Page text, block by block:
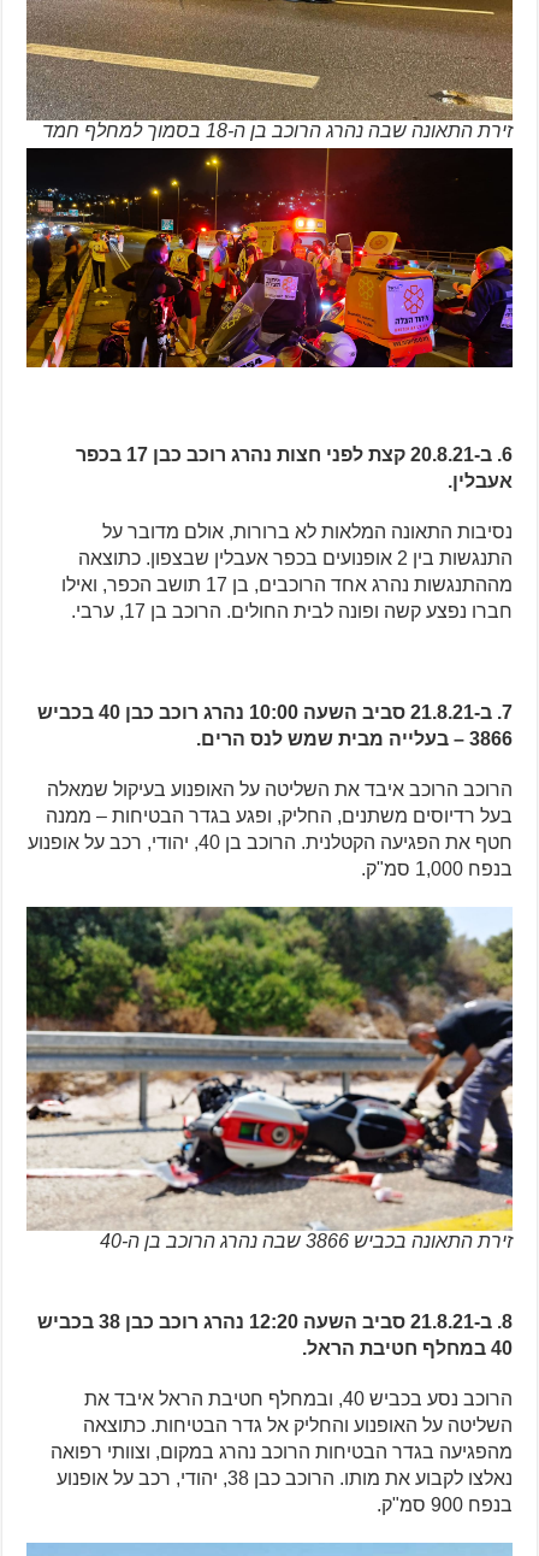
זירת התאונה שבה נהרג הרוכב בן ה-18 בסמוך למחלף חמד
6. ב-20.8.21 קצת לפני חצות נהרג רוכב כבן 17 בכפר
אעבלין.
נסיבות התאונה המלאות לא ברורות, אולם מדובר על
התנגשות בין 2 אופנועים בכפר אעבלין שבצפון. כתוצאה
מההתנגשות נהרג אחד הרוכבים, בן 17 תושב הכפר, ואילו
חברו נפצע קשה ופונה לבית החולים. הרוכב בן 17, ערבי.
7. ב-21.8.21 סביב השעה 10:00 נהרג רוכב כבן 40 בכביש
3866 – בעלייה מבית שמש לנס הרים.
הרוכב הרוכב איבד את השליטה על האופנוע בעיקול שמאלה
בעל רדיוסים משתנים, החליק, ופגע בגדר הבטיחות – ממנה
חטף את הפגיעה הקטלנית. הרוכב בן 40, יהודי, רכב על אופנוע
בנפח 1,000 סמ"ק.
זירת התאונה בכביש 3866 שבה נהרג הרוכב בן ה-40
8. ב-21.8.21 סביב השעה 12:20 נהרג רוכב כבן 38 בכביש
40 במחלף חטיבת הראל.
הרוכב נסע בכביש 40, ובמחלף חטיבת הראל איבד את
השליטה על האופנוע והחליק אל גדר הבטיחות. כתוצאה
מהפגיעה בגדר הבטיחות הרוכב נהרג במקום, וצוותי רפואה
נאלצו לקבוע את מותו. הרוכב כבן 38, יהודי, רכב על אופנוע
בנפח 900 סמ"ק.